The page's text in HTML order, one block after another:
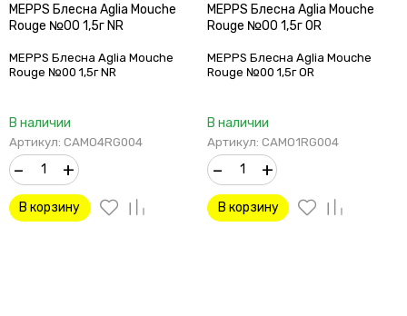
MEPPS Блесна Aglia Mouche
Rouge №00 1,5г NR
MEPPS Блесна Aglia Mouche
Rouge №00 1,5г NR
В наличии
Артикул: CAMO4RG004
– +
В корзину
MEPPS Блесна Aglia Mouche
Rouge №00 1,5г OR
MEPPS Блесна Aglia Mouche
Rouge №00 1,5г OR
В наличии
Артикул: CAMO1RG004
– +
В корзину